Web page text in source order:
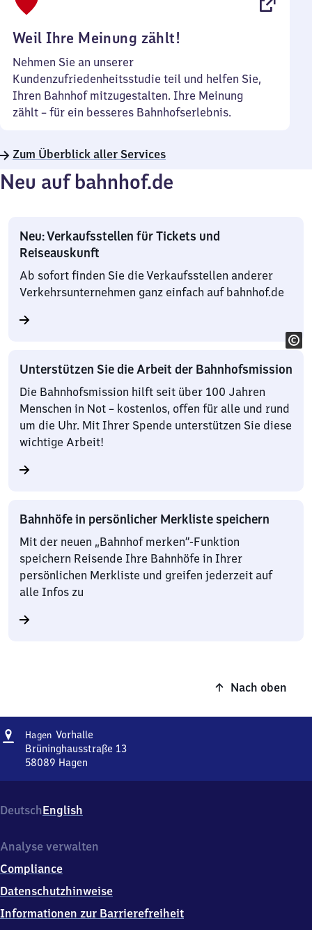
Weil Ihre Meinung zählt!
Nehmen Sie an unserer
Kundenzufriedenheitsstudie teil und helfen Sie,
Ihren Bahnhof mitzugestalten. Ihre Meinung
zählt – für ein besseres Bahnhofserlebnis.
Zum Überblick aller Services
Neu auf bahnhof.de
Neu: Verkaufsstellen für Tickets und
Reiseauskunft
Ab sofort finden Sie die Verkaufsstellen anderer
Verkehrsunternehmen ganz einfach auf bahnhof.de
Unterstützen Sie die Arbeit der Bahnhofsmission
Die Bahnhofsmission hilft seit über 100 Jahren
Menschen in Not – kostenlos, offen für alle und rund
um die Uhr. Mit Ihrer Spende unterstützen Sie diese
wichtige Arbeit!
Bahnhöfe in persönlicher Merkliste speichern
Mit der neuen „Bahnhof merken“-Funktion
speichern Reisende Ihre Bahnhöfe in Ihrer
persönlichen Merkliste und greifen jederzeit auf
alle Infos zu
Nach oben
Adresse
Hagen Vorhalle
Vorhalle
Brüninghausstraße 13
58089 Hagen
Brüninghausstraße
13,
8
8
9
DeutschEnglish
Analyse verwalten
Compliance
Datenschutzhinweise
Informationen zur Barrierefreiheit